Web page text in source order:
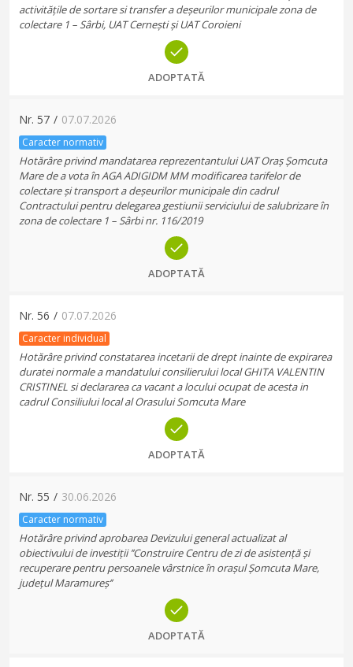
activitățile de sortare si transfer a deșeurilor municipale zona de
colectare 1 – Sârbi, UAT Cernești și UAT Coroieni
ADOPTATĂ
Nr. 57 / 07.07.2026
Caracter normativ
Hotărâre privind mandatarea reprezentantului UAT Oraș Șomcuta
Mare de a vota în AGA ADIGIDM MM modificarea tarifelor de
colectare și transport a deșeurilor municipale din cadrul
Contractului pentru delegarea gestiunii serviciului de salubrizare în
zona de colectare 1 – Sârbi nr. 116/2019
ADOPTATĂ
Nr. 56 / 07.07.2026
Caracter individual
Hotărâre privind constatarea incetarii de drept inainte de expirarea
duratei normale a mandatului consilierului local GHITA VALENTIN
CRISTINEL si declararea ca vacant a locului ocupat de acesta in
cadrul Consiliului local al Orasului Somcuta Mare
ADOPTATĂ
Nr. 55 / 30.06.2026
Caracter normativ
Hotărâre privind aprobarea Devizului general actualizat al
obiectivului de investiții ’’Construire Centru de zi de asistență și
recuperare pentru persoanele vârstnice în orașul Șomcuta Mare,
județul Maramureș‘’
ADOPTATĂ